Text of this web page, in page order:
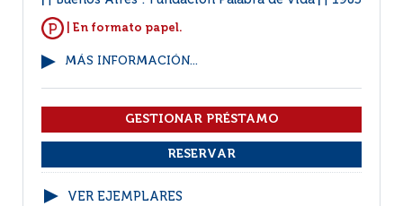
| En formato papel.
MÁS INFORMACIÓN...
VER EJEMPLARES